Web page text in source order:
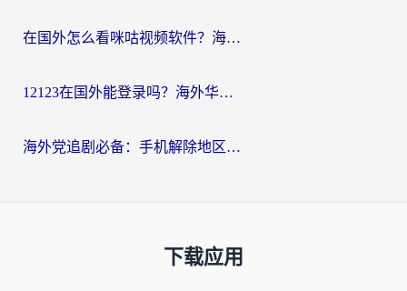
在国外怎么看咪咕视频软件？海外党亲测有效的回国加速方案
12123在国外能登录吗？海外华人必看的回国加速实用指南
海外党追剧必备：手机解除地区限制app怎么选？解决央视视频&国内剧地区限制全指南
下载应用